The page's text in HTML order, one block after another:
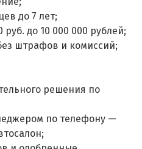
до 7 лет;
до 10 000 000 рублей;
штрафов и комиссий;
решения по
по телефону —